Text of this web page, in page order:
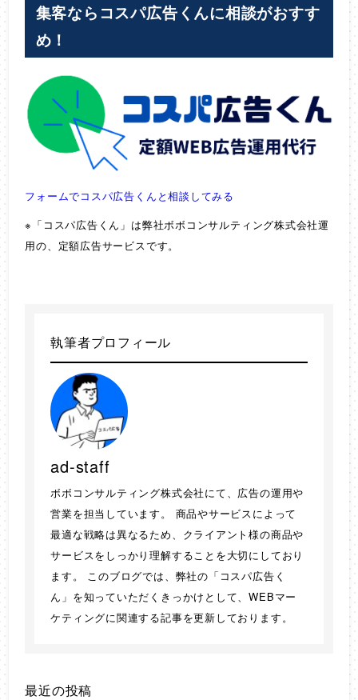
集客ならコスパ広告くんに相談がおすす
め！
フォームでコスパ広告くんと相談してみる
※「コスパ広告くん」は弊社ボボコンサルティング株式会社運
用の、定額広告サービスです。
執筆者プロフィール
ad-staff
ボボコンサルティング株式会社にて、広告の運用や
営業を担当しています。 商品やサービスによって
最適な戦略は異なるため、クライアント様の商品や
サービスをしっかり理解することを大切にしており
ます。 このブログでは、弊社の「コスパ広告く
ん」を知っていただくきっかけとして、WEBマー
ケティングに関連する記事を更新しております。
最近の投稿